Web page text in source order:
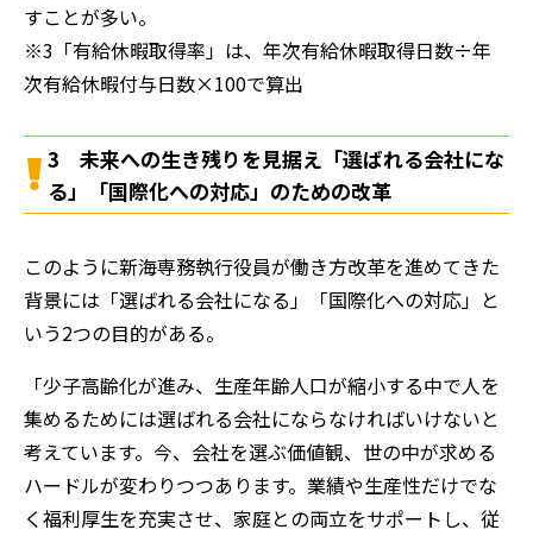
すことが多い。
※3「有給休暇取得率」は、年次有給休暇取得日数÷年
次有給休暇付与日数×100で算出
3 未来への生き残りを見据え「選ばれる会社にな
る」「国際化への対応」のための改革
このように新海専務執行役員が働き方改革を進めてきた
背景には「選ばれる会社になる」「国際化への対応」と
いう2つの目的がある。
「少子高齢化が進み、生産年齢人口が縮小する中で人を
集めるためには選ばれる会社にならなければいけないと
考えています。今、会社を選ぶ価値観、世の中が求める
ハードルが変わりつつあります。業績や生産性だけでな
く福利厚生を充実させ、家庭との両立をサポートし、従